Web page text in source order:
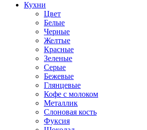
Кухни
Цвет
Белые
Черные
Желтые
Красные
Зеленые
Серые
Бежевые
Глянцевые
Кофе с молоком
Металлик
Слоновая кость
Фуксия